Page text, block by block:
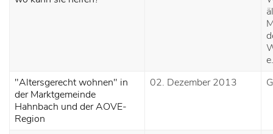
"Altersgerecht wohnen" in
der Marktgemeinde
Hahnbach und der AOVE-
Region
02. Dezember 2013